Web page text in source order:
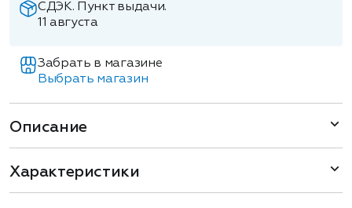
СДЭК. Пункт выдачи.
11 августа
Забрать в магазине
Выбрать магазин
Описание
Характеристики